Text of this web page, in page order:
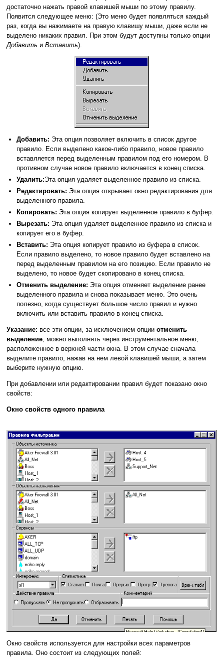
достаточно нажать правой клавишей мыши по этому правилу.
Появится следующее меню: (Это меню будет появляться каждый
раз, когда вы нажимаете на правую клавишу мыши, даже если не
выделено никаких правил. При этом будут доступны только опции
Добавить и Вставить).
Добавить: Эта опция позволяет включить в список другое
правило. Если выделено какое-либо правило, новое правило
вставляется перед выделенным правилом под его номером. В
противном случае новое правило включается в конец списка.
Удалить:Эта опция удаляет выделенное правило из списка.
Редактировать: Эта опция открывает окно редактирования для
выделенного правила.
Копировать: Эта опция копирует выделенное правило в буфер.
Вырезать: Эта опция удаляет выделенное правило из списка и
копирует его в буфер.
Вставить: Эта опция копирует правило из буфера в список.
Если правило выделено, то новое правило будет вставлено на
перед выделенным правилом на его позицию. Если правило не
выделено, то новое будет скопировано в конец списка.
Отменить выделение: Эта опция отменяет выделение ранее
выделенного правила и снова показывает меню. Это очень
полезно, когда существует большое число правил и нужно
включить или вставить правило в конец списка.
Указание: все эти опции, за исключением опции отменить
выделение, можно выполнять через инструментальное меню,
расположенное в верхней части окна. В этом случае сначала
выделите правило, нажав на нем левой клавишей мыши, а затем
выберите нужную опцию.
При добавлении или редактировании правил будет показано окно
свойств:
Окно свойств одного правила
Окно свойств используется для настройки всех параметров
правила. Оно состоит из следующих полей: